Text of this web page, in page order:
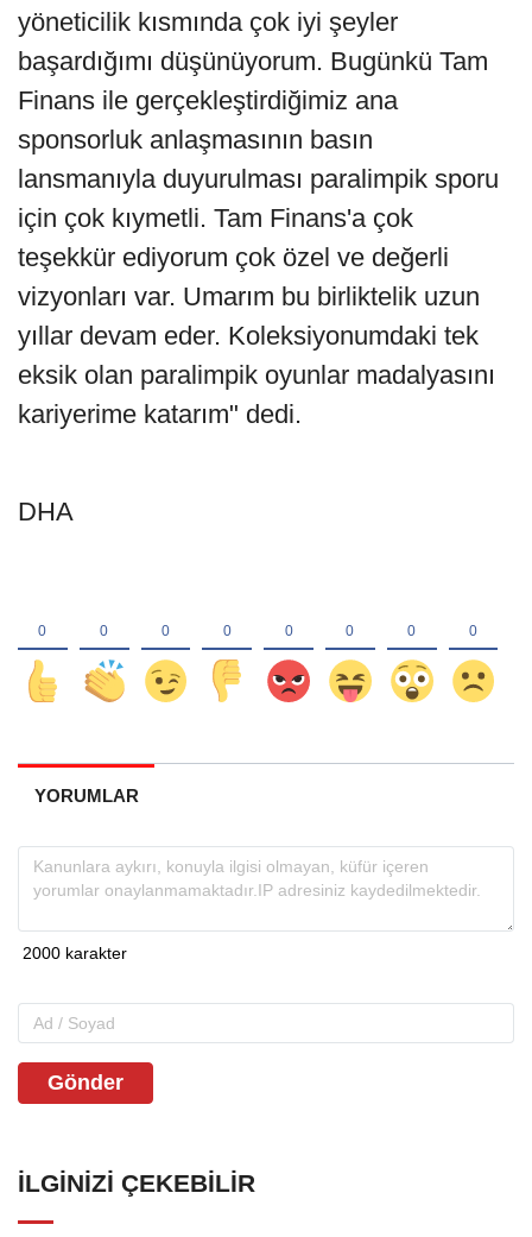
yöneticilik kısmında çok iyi şeyler
başardığımı düşünüyorum. Bugünkü Tam
Finans ile gerçekleştirdiğimiz ana
sponsorluk anlaşmasının basın
lansmanıyla duyurulması paralimpik sporu
için çok kıymetli. Tam Finans'a çok
teşekkür ediyorum çok özel ve değerli
vizyonları var. Umarım bu birliktelik uzun
yıllar devam eder. Koleksiyonumdaki tek
eksik olan paralimpik oyunlar madalyasını
kariyerime katarım" dedi.
DHA
YORUMLAR
Gönder
İLGINIZI ÇEKEBILIR